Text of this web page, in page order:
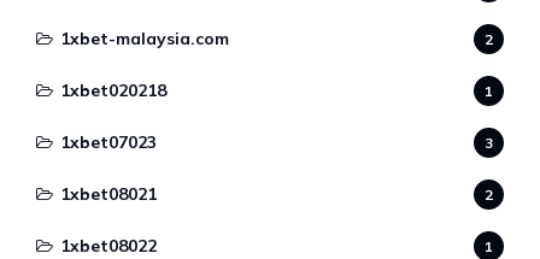
1xbet-malaysia.com 2
1xbet020218 1
1xbet07023 3
1xbet08021 2
1xbet08022 1